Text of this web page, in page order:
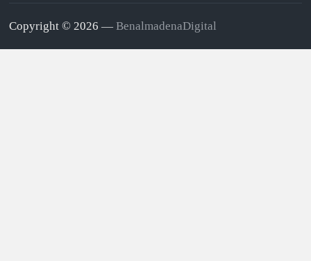
Copyright © 2026 —BenalmadenaDigital